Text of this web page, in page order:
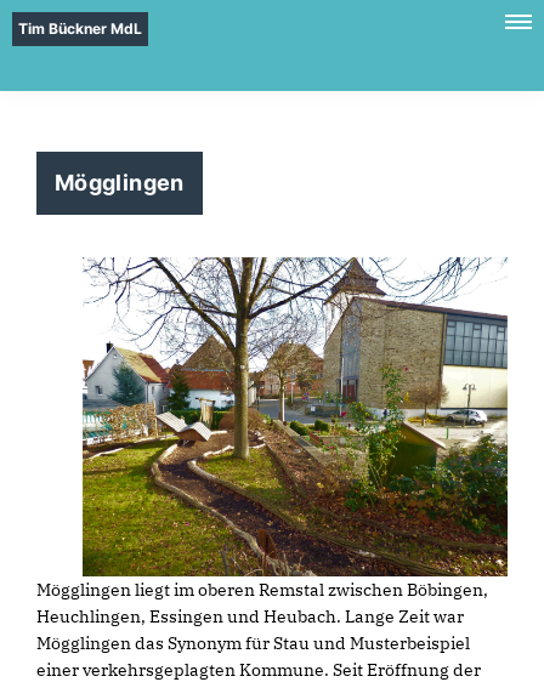
Tim Bückner MdL
Mögglingen
Mögglingen liegt im oberen Remstal zwischen Böbingen,
Heuchlingen, Essingen und Heubach. Lange Zeit war
Mögglingen das Synonym für Stau und Musterbeispiel
einer verkehrsgeplagten Kommune. Seit Eröffnung der